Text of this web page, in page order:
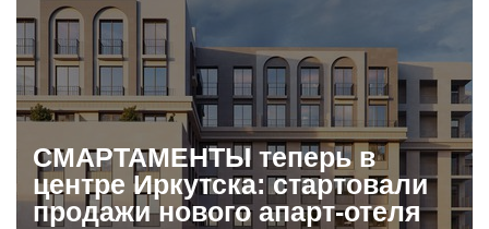
СМАРТАМЕНТЫ теперь в
центре Иркутска: стартовали
продажи нового апарт-отеля